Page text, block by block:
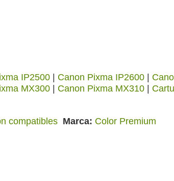
IP2500 Canon Pixma IP2600
MX300 Canon Pixma MX310
compatibles Marca Color Premium